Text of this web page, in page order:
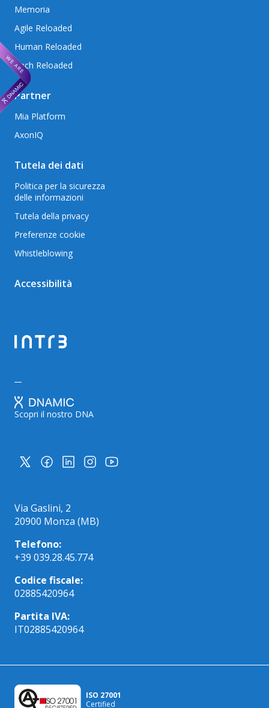
Memoria
Agile Reloaded
Human Reloaded
Tech Reloaded
Partner
Mia Platform
AxonIQ
Tutela dei dati
Politica per la sicurezza
delle informazioni
Tutela della privacy
Preferenze cookie
Whistleblowing
Accessibilità
Scopri il nostro DNA
Via Gaslini, 2
20900 Monza (MB)
Telefono:
+39 039.28.45.774
Codice fiscale:
02885420964
Partita IVA:
IT02885420964
ISO 27001
Certified